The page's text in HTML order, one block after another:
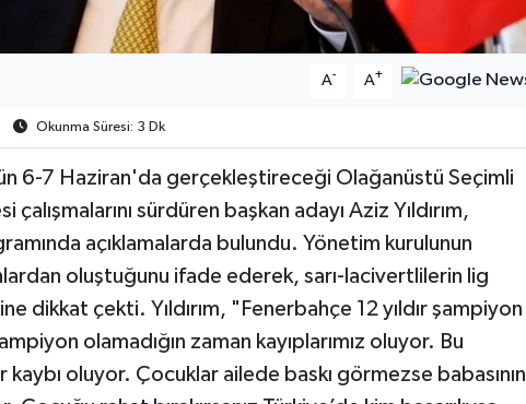
A- A+
Okunma Süresi: 3 Dk
6-7 Haziran'da gerçekleştireceği Olağanüstü Seçimli
çalışmalarını sürdüren başkan adayı Aziz Yıldırım,
açıklamalarda bulundu. Yönetim kurulunun
oluştuğunu ifade ederek, sarı-lacivertlilerin lig
dikkat çekti. Yıldırım, "Fenerbahçe 12 yıldır şampiyon
olamadığın zaman kayıplarımız oluyor. Bu
oluyor. Çocuklar ailede baskı görmezse babasının